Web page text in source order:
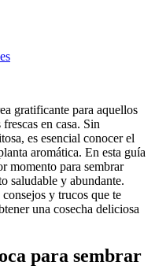
gratificante para aquellos
en casa. Sin
es esencial conocer el
aromática. En esta guía
momento para sembrar
saludable y abundante.
y trucos que te
una cosecha deliciosa
para sembrar